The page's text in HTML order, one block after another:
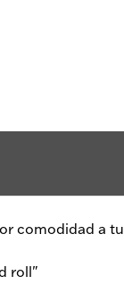
comodidad a tu
roll"